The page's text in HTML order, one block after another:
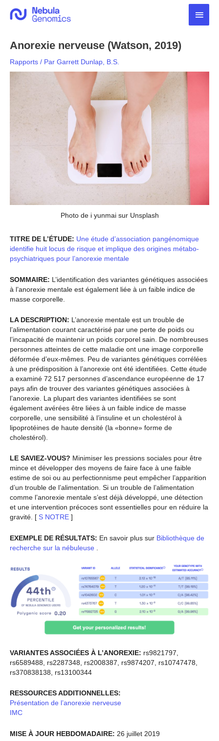
Anorexie nerveuse (Watson, 2019)
Rapports / Par Garrett Dunlap, B.S.
Photo de i yunmai sur Unsplash
TITRE DE L’ÉTUDE: Une étude d’association pangénomique
identifie huit locus de risque et implique des origines métabo-
psychiatriques pour l’anorexie mentale
SOMMAIRE: L’identification des variantes génétiques associées
à l’anorexie mentale est également liée à un faible indice de
masse corporelle.
LA DESCRIPTION: L’anorexie mentale est un trouble de
l’alimentation courant caractérisé par une perte de poids ou
l’incapacité de maintenir un poids corporel sain. De nombreuses
personnes atteintes de cette maladie ont une image corporelle
déformée d’eux-mêmes. Peu de variantes génétiques corrélées
à une prédisposition à l’anorexie ont été identifiées. Cette étude
a examiné 72 517 personnes d’ascendance européenne de 17
pays afin de trouver des variantes génétiques associées à
l’anorexie. La plupart des variantes identifiées se sont
également avérées être liées à un faible indice de masse
corporelle, une sensibilité à l’insuline et un cholestérol à
lipoprotéines de haute densité (la «bonne» forme de
cholestérol).
LE SAVIEZ-VOUS? Minimiser les pressions sociales pour être
mince et développer des moyens de faire face à une faible
estime de soi ou au perfectionnisme peut empêcher l’apparition
d’un trouble de l’alimentation. Si un trouble de l’alimentation
comme l’anorexie mentale s’est déjà développé, une détection
et une intervention précoces sont essentielles pour en réduire la
gravité. [ S NOTRE ]
EXEMPLE DE RÉSULTATS: En savoir plus sur Bibliothèque de
recherche sur la nébuleuse
VARIANTES ASSOCIÉES À L’ANOREXIE: rs9821797,
rs6589488, rs2287348, rs2008387, rs9874207, rs10747478,
rs370838138, rs13100344
RESSOURCES ADDITIONNELLES:
Présentation de l’anorexie nerveuse
IMC
MISE À JOUR HEBDOMADAIRE: 26 juillet 2019